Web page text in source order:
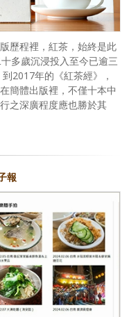
歷程裡，紅茶，始終是此
多歲沉浸投入至今已逾三
2017年的《紅茶經》，
簡體出版裡，不僅十本中
之深廣程度應也勝於其
報